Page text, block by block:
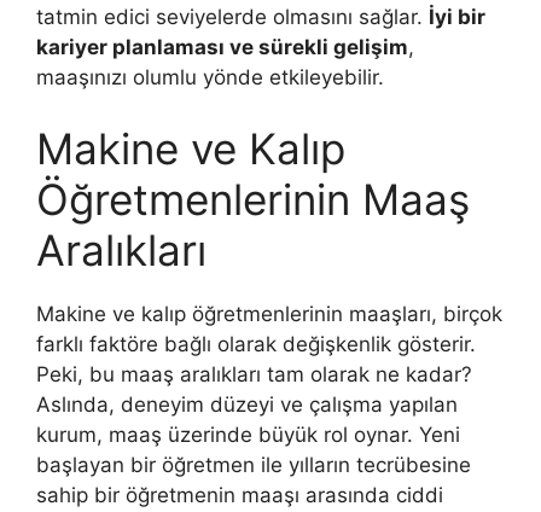
tatmin edici seviyelerde olmasını sağlar. İyi bir
kariyer planlaması ve sürekli gelişim,
maaşınızı olumlu yönde etkileyebilir.
Makine ve Kalıp
Öğretmenlerinin Maaş
Aralıkları
Makine ve kalıp öğretmenlerinin maaşları, birçok
farklı faktöre bağlı olarak değişkenlik gösterir.
Peki, bu maaş aralıkları tam olarak ne kadar?
Aslında, deneyim düzeyi ve çalışma yapılan
kurum, maaş üzerinde büyük rol oynar. Yeni
başlayan bir öğretmen ile yılların tecrübesine
sahip bir öğretmenin maaşı arasında ciddi